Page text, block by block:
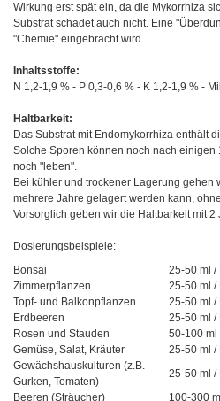
Wirkung erst spät ein, da die Mykorrhiza
Substrat schadet auch nicht. Eine
"Chemie" eingebracht wird.
Inhaltsstoffe:
N 1,2-1,9 % - P 0,3-0,6 % - K 1,2-1,9 % -
Haltbarkeit:
Das Substrat mit Endomykorrhiza enthält
Solche Sporen können noch nach
noch "leben".
Bei kühler und trockener Lagerung gehen
mehrere Jahre gelagert werden kann,
Vorsorglich geben wir die Haltbarkeit mit 2
Dosierungsbeispiele:
Bonsai
25-50 ml /
Zimmerpflanzen
25-50 ml /
Topf- und Balkonpflanzen
25-50 ml /
Erdbeeren
25-50 ml /
Rosen und Stauden
50-100 ml
Gemüse, Salat, Kräuter
25-50 ml /
Gewächshauskulturen (z.B.
Gurken, Tomaten)
25-50 ml /
Beeren (Sträucher)
100-300